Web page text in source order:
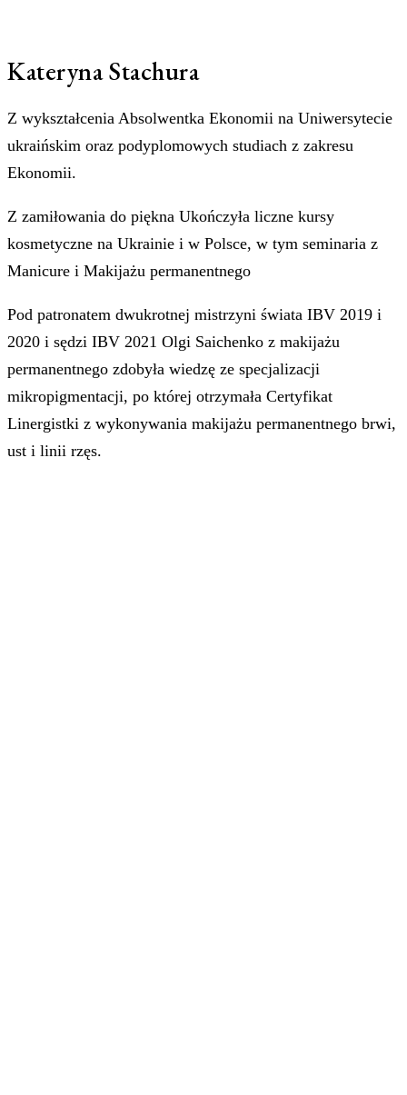
Kateryna Stachura
Z wykształcenia Absolwentka Ekonomii na Uniwersytecie
ukraińskim oraz podyplomowych studiach z zakresu
Ekonomii.
Z zamiłowania do piękna Ukończyła liczne kursy
kosmetyczne na Ukrainie i w Polsce, w tym seminaria z
Manicure i Makijażu permanentnego
Pod patronatem dwukrotnej mistrzyni świata IBV 2019 i
2020 i sędzi IBV 2021 Olgi Saichenko z makijażu
permanentnego zdobyła wiedzę ze specjalizacji
mikropigmentacji, po której otrzymała Certyfikat
Linergistki z wykonywania makijażu permanentnego brwi,
ust i linii rzęs.